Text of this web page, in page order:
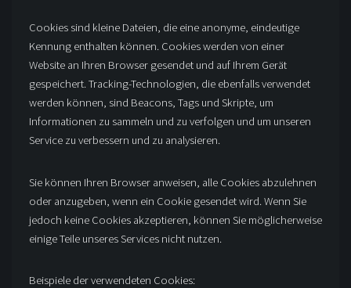
Cookies sind kleine Dateien, die eine anonyme, eindeutige
Kennung enthalten können. Cookies werden von einer
Website an Ihren Browser gesendet und auf Ihrem Gerät
gespeichert. Tracking-Technologien, die ebenfalls verwendet
werden können, sind Beacons, Tags und Skripte, um
Informationen zu sammeln und zu verfolgen und um unseren
Service zu verbessern und zu analysieren.
Sie können Ihren Browser anweisen, alle Cookies abzulehnen
oder anzugeben, wenn ein Cookie gesendet wird. Wenn Sie
jedoch keine Cookies akzeptieren, können Sie möglicherweise
einige Teile unseres Services nicht nutzen.
Beispiele der verwendeten Cookies: